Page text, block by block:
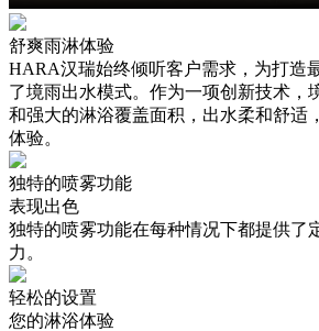
舒爽雨淋体验
HARA汉瑞始终倾听客户需求，为打造
了境雨出水模式。作为一项创新技术，
和强大的淋浴覆盖面积，出水柔和舒适
体验。
独特的喷雾功能
表现出色
独特的喷雾功能在每种情况下都提供了
力。
轻松的设置
您的淋浴体验